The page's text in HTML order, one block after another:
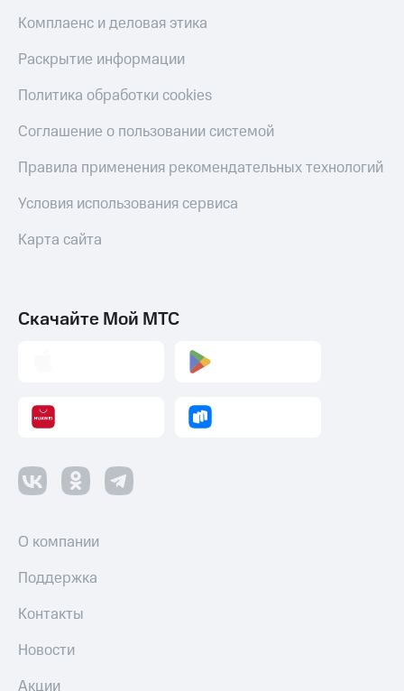
Комплаенс и деловая этика
Раскрытие информации
Политика обработки cookies
Соглашение о пользовании системой
Правила применения рекомендательных технологий
Условия использования сервиса
Карта сайта
Скачайте Мой МТС
О компании
Поддержка
Контакты
Новости
Акции